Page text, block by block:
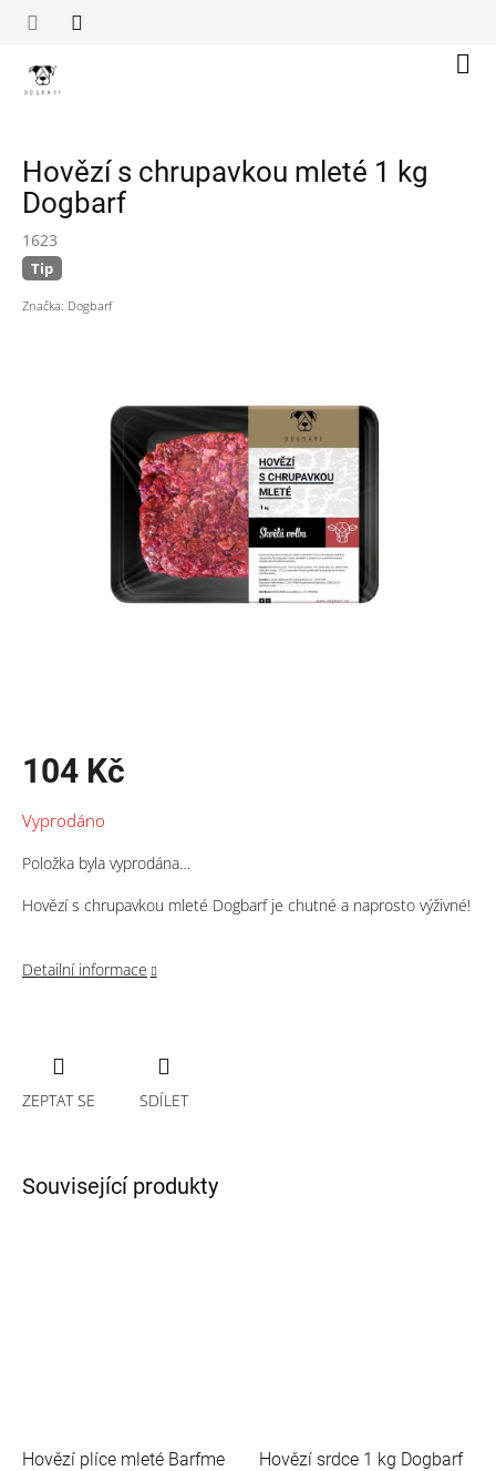
Hovězí s chrupavkou mleté 1 kg
Dogbarf
1623
Tip
Značka: Dogbarf
104 Kč
cena:
Vyprodáno
Položka byla vyprodána…
Hovězí s chrupavkou mleté Dogbarf je chutné a naprosto výživné!
Detailní informace
ZEPTAT SE SDÍLET
Související produkty
Hovězí plíce mleté Barfme
Hovězí srdce 1 kg Dogbarf